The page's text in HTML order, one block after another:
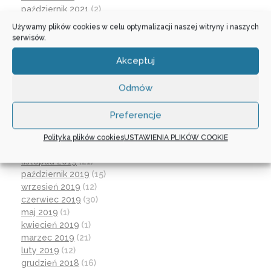
Używamy plików cookies w celu optymalizacji naszej witryny i naszych
serwisów.
Akceptuj
Odmów
Preferencje
Polityka plików cookiesUSTAWIENIA PLIKÓW COOKIE
październik 2021 (2)
wrzesień 2021
(28)
sierpień 2021
lipiec 2021(2)
wrzesień 2020(23)
styczeń 2020(17)
listopad 2019(21)
październik 2019 (15)
wrzesień 2019 (12)
czerwiec 2019 (30)
maj 2019 (1)
kwiecień 2019 (1)
marzec 2019 (21)
luty 2019 (12)
grudzień 2018 (16)